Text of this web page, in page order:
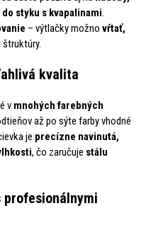
styku s kvapalinami.
– výtlačky možno vŕtať,
kvalita
v mnohých farebných
až po sýte farby vhodné
je precízne navinutá,
, čo zaručuje stálu
profesionálnymi